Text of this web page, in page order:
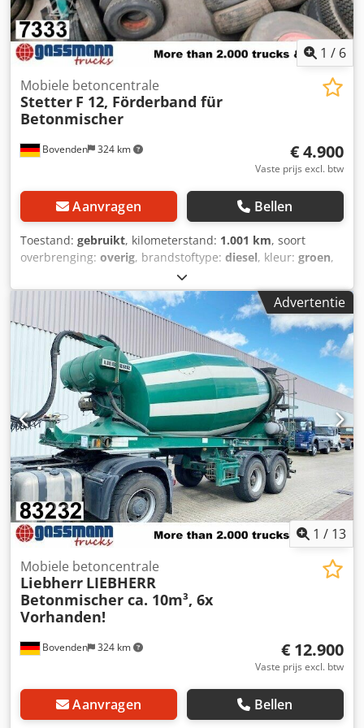
tussentijdse verkoop en fouten voorbehouden! Crsdsi
Rlagopfx Aahef
1 / 6
Bovenden 324 km
Mobiele betoncentrale
Stetter F 12, Förderband für
Betonmischer
€ 4.900
Vaste prijs excl. btw
Aanvragen Bellen
Toestand: gebruikt, kilometerstand: 1.001 km, soort
overbrenging: overig, brandstoftype: diesel, kleur: groen,
, Bouwjaar:
bestuurderscabine:overig, Voertuiglocatie: Bovenden,
Codpfsi Rn Tzox Aahsrf Opbouw: Transportband (LOOSE)
ca. 12 m voor betonmixers met 3- of 4-assers, rolafstand 11
m, bandsnelheid 2,8 m/sec, vermogensbehoefte 12 kW.
TOP staat, nauwelijks gebruikt! ACCESSOIRES ZONDER
GARANTIE, wijzigingen, tussentijdse verkoop en fouten
voorbehouden!
Advertentie
1 / 13
Bovenden 324 km
Mobiele betoncentrale
Liebherr LIEBHERR
Betonmischer ca. 10m³, 6x
Vorhanden!
€ 12.900
Vaste prijs excl. btw
Aanvragen Bellen